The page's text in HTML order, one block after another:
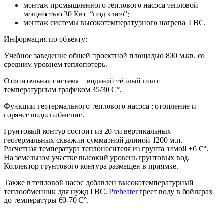
монтаж промышленного теплового насоса тепловой
мощностью 30 Квт. “под ключ”;
монтаж системы высокотемпературного нагрева ГВС.
Информация по объекту:
Учебное заведение общей проектной площадью 800 м.кв. со
средним уровнем теплопотерь.
Отопительная система – водяной тёплый пол с
температурным графиком 35/30 C°.
Функции геотермального теплового насоса : отопление и
горячее водоснабжение.
Грунтовый контур состоит из 20-ти вертикальных
геотермальных скважин суммарной длиной 1200 м.п.
Расчетная температура теплоносителя из грунта зимой +6 C°.
На земельном участке высокий уровень грунтовых вод.
Коллектор грунтового контура размещен в приямке.
Также в тепловой насос добавлен высокотемпературный
теплообменник для нужд ГВС. Preheaterгреет воду в бойлерах
до температуры 60-70 C°.